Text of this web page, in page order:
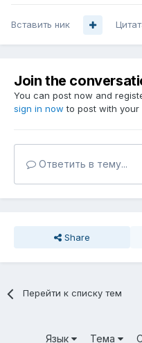
Вставить ник
Join the
You can post now and
sign in now to post with your
Ответить в тему...
Share
Перейти к списку тем
Язык Тема